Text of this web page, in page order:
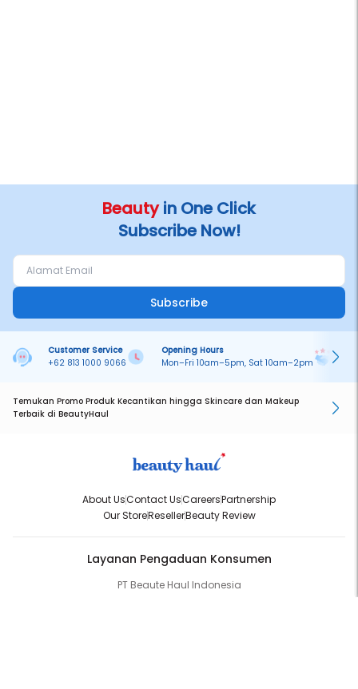
Beautyin One Click
Subscribe Now!
Subscribe
Customer Service
+62 813 1000 9066
Opening Hours
Mon–Fri 10am–5pm, Sat 10am–2pm
Temukan Promo Produk Kecantikan hingga Skincare dan Makeup
Terbaik di BeautyHaul
About UsContact UsCareersPartnership
Our StoreResellerBeauty Review
Layanan Pengaduan Konsumen
PT Beaute Haul Indonesia